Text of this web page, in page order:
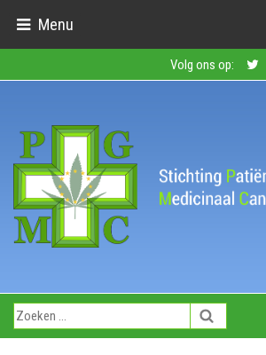
Menu
Volg ons op: